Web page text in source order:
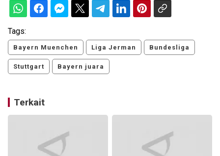
Tags:
Bayern Muenchen Liga Jerman Bundesliga
Stuttgart Bayern juara
Terkait